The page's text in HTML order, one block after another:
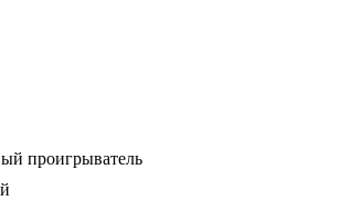
проигрыватель